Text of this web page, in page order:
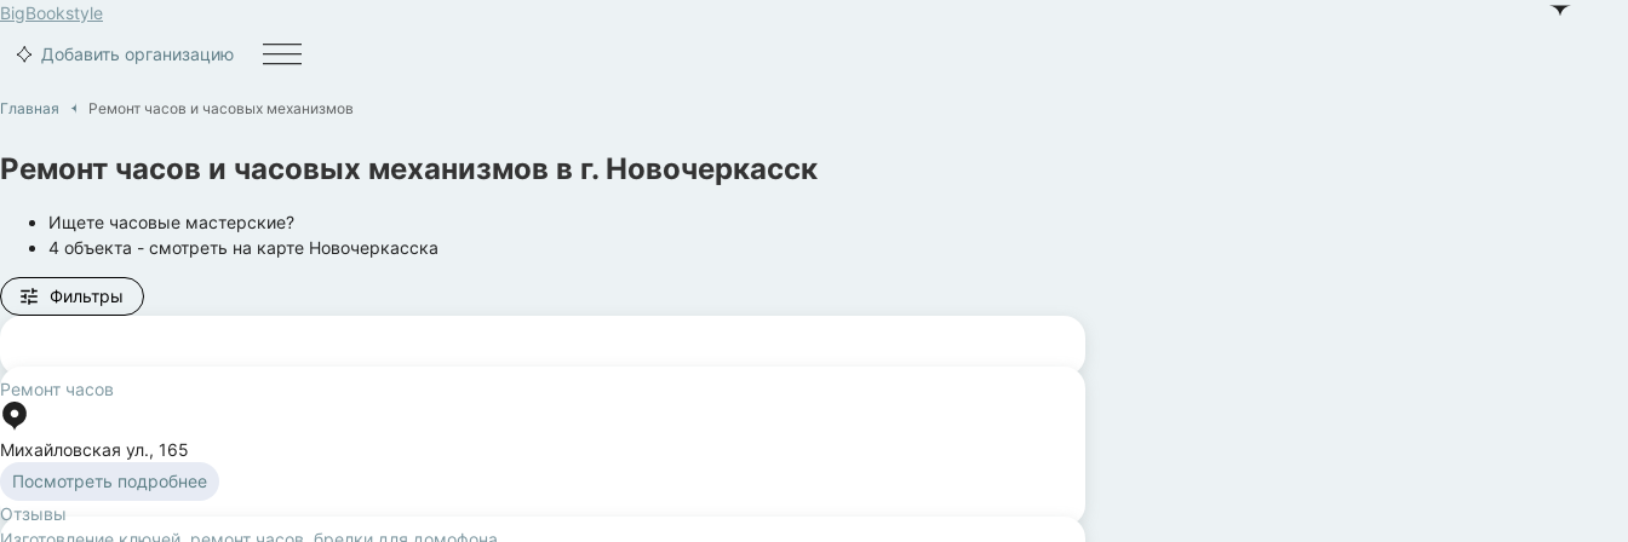
BigBookstyle
Добавить организацию
Главная Ремонт часов и часовых механизмов
Ремонт часов и часовых механизмов в г. Новочеркасск
Ищете часовые мастерские?
4 объекта - смотреть на карте Новочеркасска
Фильтры
Ремонт часов
Михайловская ул., 165
Посмотреть подробнее
Отзывы